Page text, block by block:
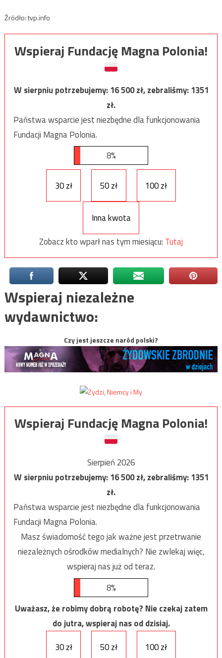
Źródło: tvp.info
Wspieraj Fundację Magna Polonia!
W sierpniu potrzebujemy:16 500zł, zebraliśmy:1351
zł.
Państwa wsparcie jest niezbędne dla funkcjonowania
Fundacji Magna Polonia.
8%
30 zł 50 zł 100 zł
Inna kwota
Zobacz kto wparł nas tym miesiącu: Tutaj
Wspieraj niezależne
wydawnictwo:
Czy jest jeszcze naród polski?
Wspieraj Fundację Magna Polonia!
Sierpień 2026
W sierpniu potrzebujemy:16 500zł, zebraliśmy:1351
zł.
Państwa wsparcie jest niezbędne dla funkcjonowania
Fundacji Magna Polonia.
Masz świadomość tego jak ważne jest przetrwanie
niezależnych ośrodków medialnych? Nie zwlekaj więc,
wspieraj nas już od teraz.
8%
Uważasz, że robimy dobrą robotę? Nie czekaj zatem
do jutra, wspieraj nas od dzisiaj.
30 zł
50 zł 100 zł